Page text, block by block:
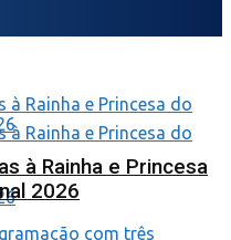
à Rainha e Princesa
2026